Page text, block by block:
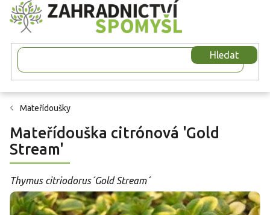
Přejít
na
obsah
Hledat
Mateřídoušky
Mateřídouška citrónová 'Gold
Stream'
Thymus citriodorus´Gold Stream´